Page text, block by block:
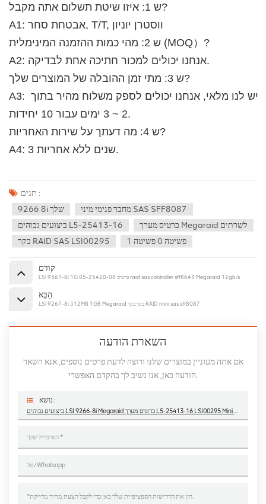
ש 1: איזו שיטת תשלום אתה מקבל?
A1: אבטחת סחר, T/T, ווסטרן יוניון
ש 2: מהי כמות ההזמנה המינימלית (MOQ）?
A2: אנחנו יכולים למכור חתיכה אחת לבדיקה.
ש 3: מתי זמן ההובלה של המוצרים שלך?
A3: יש לנו מלאי, אנחנו יכולים לספק משלוח מהיר בתוך
2 ~ 3 ימים עבור 10 יחידות.
ש 4: מה דעתך על שירות האחריות?
A4: 3 שנים ללא אחריות.
תגים :
9266 8i שלך
מחבר פנימי מיני SAS SFF8087
ביצועים גבוהים L5-25413-16
כרטיס מערך Megaraid לשרתים
בקר RAID SAS LSI00295
פשיטה 0 פשיטה 1
קודם
LSI 9361-8i 1G 05-25420-08 כרטיס raid sas controller sff8643 Megaraid 12gb/s
הַבָּא
LSI 9267-8i 512MB 1GB Megaraid בקר בקר RAID mini sas sff8087
השארת הודעה
אם אתה מעוניין במוצרים שלנו ורוצה לדעת פרטים נוספים, אנא השאר
הודעה כאן, אנו נשיב לך בהקדם האפשרי.
נושא :
ביצועים גבוהים LSI 9266-8i Megaraid כרטיס מערך L5-25413-16 LSI00295 Mini Sas Sff8087